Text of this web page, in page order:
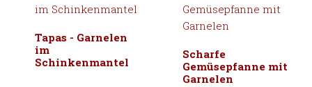
Tapas - Garnelen
im
Schinkenmantel
Scharfe
Gemüsepfanne mit
Garnelen